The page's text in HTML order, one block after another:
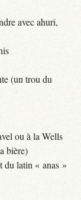
avec ahuri,
(un trou du
ou à la Wells
bière)
du latin « anas »